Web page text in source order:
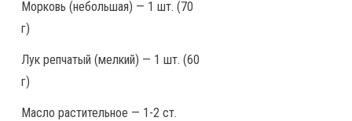
Морковь (небольшая) — 1 шт. (70
г)
Лук репчатый (мелкий) — 1 шт. (60
г)
Масло растительное — 1-2 ст.